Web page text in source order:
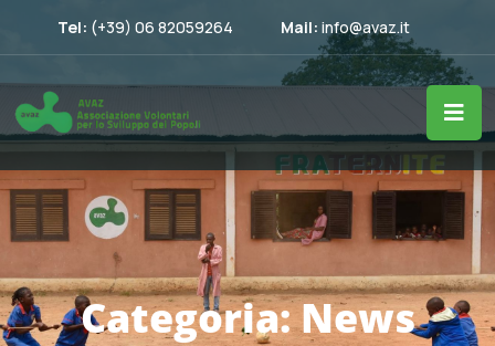
Tel: (+39) 06 82059264 Mail: info@avaz.it
Categoria:News